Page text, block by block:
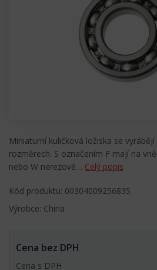
Miniaturní kuličková ložiska se
rozměrech. S označením F mají na
nebo W nerezové… Celý popis
Kód produktu: 00304009256835
Výrobce: China
Cena bez DPH
Cena s DPH